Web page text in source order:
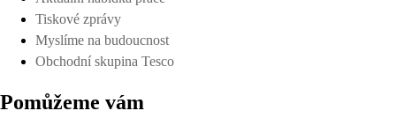
Tiskové zprávy
Myslíme na budoucnost
Obchodní skupina Tesco
Pomůžeme vám